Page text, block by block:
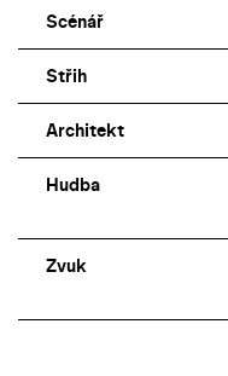
Scénář
Střih
Architekt
Hudba
Zvuk